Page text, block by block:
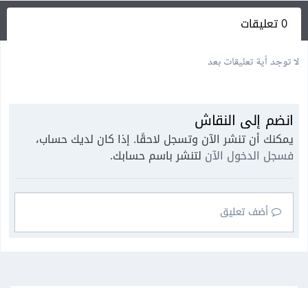
0 تعليقات
لا توجد أية تعليقات بعد
انضم إلى النقاش
يمكنك أن تنشر الآن وتسجل لاحقًا. إذا كان لديك حساب،
فسجل الدخول الآن لتنشر باسم حسابك.
أضف تعليق